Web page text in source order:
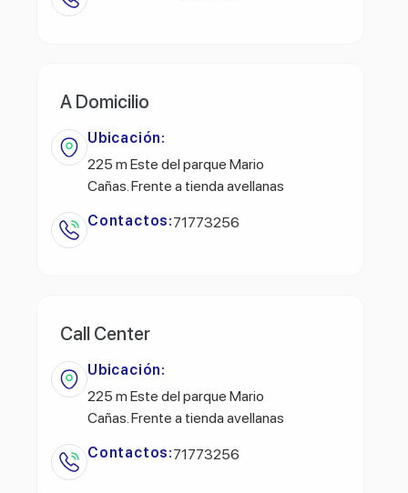
A Domicilio
Ubicación:
225 m Este del parque Mario
Cañas. Frente a tienda avellanas
Contactos:71773256
Call Center
Ubicación:
225 m Este del parque Mario
Cañas. Frente a tienda avellanas
Contactos:71773256